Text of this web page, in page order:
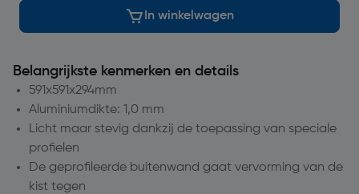
In winkelwagen
Belangrijkste kenmerken en details
591x591x294mm
Aluminiumdikte: 1,0 mm
Licht maar stevig dankzij de toepassing van speciale
profielen
De geprofileerde buitenwand gaat vervorming van de
kist tegen